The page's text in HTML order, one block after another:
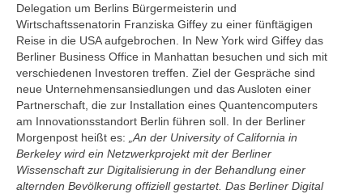
Delegation um Berlins Bürgermeisterin und
Wirtschaftssenatorin Franziska Giffey zu einer fünftägigen
Reise in die USA aufgebrochen. In New York wird Giffey das
Berliner Business Office in Manhattan besuchen und sich mit
verschiedenen Investoren treffen. Ziel der Gespräche sind
neue Unternehmensansiedlungen und das Ausloten einer
Partnerschaft, die zur Installation eines Quantencomputers
am Innovationsstandort Berlin führen soll. In der Berliner
Morgenpost heißt es:
„An der University of California in
Berkeley wird ein Netzwerkprojekt mit der Berliner
Wissenschaft zur Digitalisierung in der Behandlung einer
alternden Bevölkerung offiziell gestartet. Das Berliner Digital